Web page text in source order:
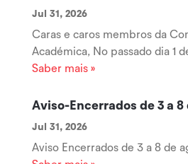
Jul 31, 2026
Caras e caros membros da
Académica, No passado dia 1
Professora Coordenadora
aposentação, encerrando um
Saber mais »
Aviso-
Jul 31, 2026
Aviso Encerrados de 3 a 8 de